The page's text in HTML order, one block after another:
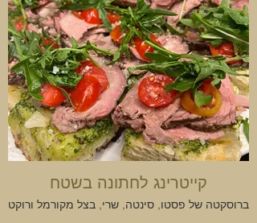
קייטרינג לחתונה בשטח
ברוסקטה של פסטו, סינטה, שרי, בצל מקורמל ורוקט